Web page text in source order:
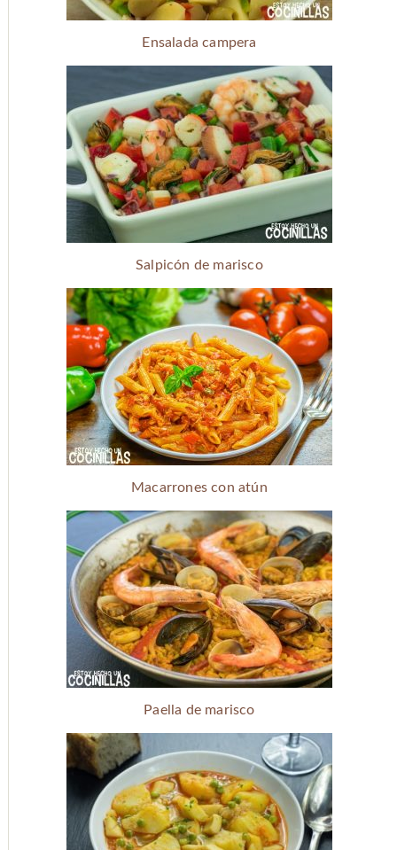
Ensalada campera
Salpicón de marisco
Macarrones con atún
Paella de marisco